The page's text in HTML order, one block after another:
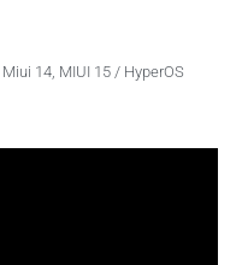
Miui 14 MIUI 15 / HyperOS